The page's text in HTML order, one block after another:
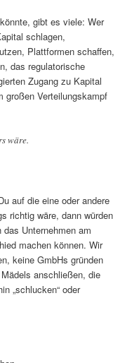
gibt es viele: Wer
schlagen,
Plattformen schaffen,
das regulatorische
Zugang zu Kapital
großen Verteilungskampf
wäre.
auf die eine oder andere
richtig wäre, dann würden
Unternehmen am
machen können. Wir
keine GmbHs gründen
anschließen, die
„schlucken“ oder